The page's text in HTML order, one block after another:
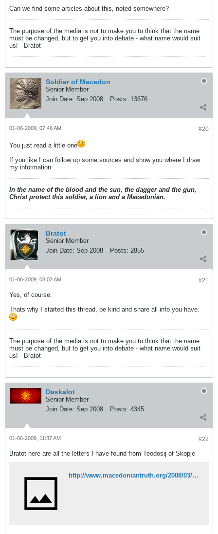
Can we find some articles about this, noted somewhere?
The purpose of the media is not to make you to think that the name
must be changed, but to get you into debate - what name would suit
us! - Bratot
Soldier of Macedon
Senior Member
Join Date: Sep 2008 Posts: 13676
#20
01-06-2009, 07:46 AM
You just read a little one
If you like I can follow up some sources and show you where I draw
my information.
In the name of the blood and the sun, the dagger and the gun,
Christ protect this soldier, a lion and a Macedonian.
Bratot
Senior Member
Join Date: Sep 2008 Posts: 2855
#21
01-06-2009, 08:02 AM
Yes, of course.
Thats why I started this thread, be kind and share all info you have.
The purpose of the media is not to make you to think that the name
must be changed, but to get you into debate - what name would suit
us! - Bratot
Daskalot
Senior Member
Join Date: Sep 2008 Posts: 4345
#22
01-06-2009, 11:37 AM
Bratot here are all the letters I have found from Teodosij of Skopje
http://www.macedoniantruth.org/2008/03/06/teodosij-renewal-of-the-archbishopric-of-ohrid-1891/